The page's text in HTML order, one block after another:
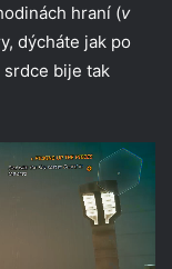
hraní (v
dýcháte jak po
srdce bije tak